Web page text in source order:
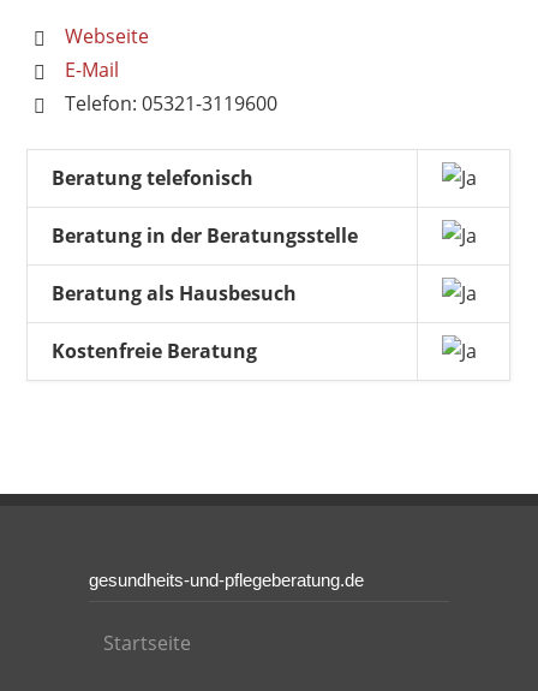
Webseite
E-Mail
Telefon: 05321-3119600
Beratung telefonisch
Beratung in der Beratungsstelle
Beratung als Hausbesuch
Kostenfreie Beratung
gesundheits-und-pflegeberatung.de
Startseite